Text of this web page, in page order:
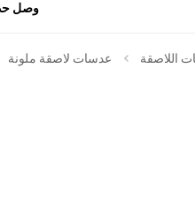
وصل
اللاصقة عدسات لاصقة ملونة